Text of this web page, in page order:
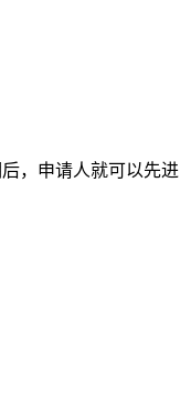
，申请人就可以先进